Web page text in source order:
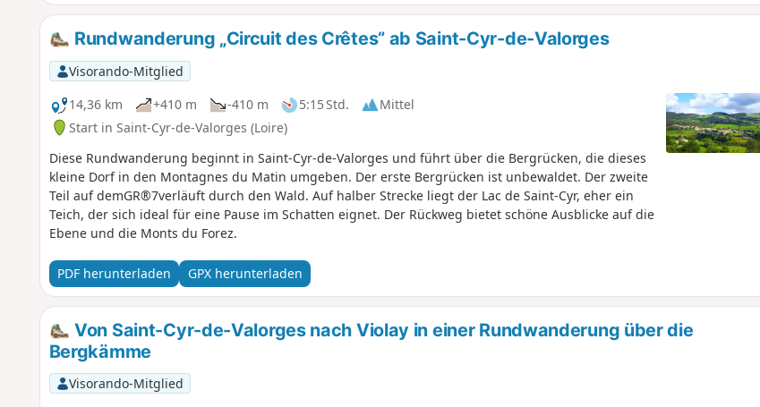
Rundwanderung „Circuit des Crêtes” ab Saint-Cyr-de-Valorges
Visorando-Mitglied
14,36 km
+410 m -410 m 5:15 Std.
Mittel
Start in Saint-Cyr-de-Valorges (Loire)
Diese Rundwanderung beginnt in Saint-Cyr-de-Valorges und führt über die Bergrücken, die dieses
kleine Dorf in den Montagnes du Matin umgeben. Der erste Bergrücken ist unbewaldet. Der zweite
Teil auf demGR®7verläuft durch den Wald. Auf halber Strecke liegt der Lac de Saint-Cyr, eher ein
Teich, der sich ideal für eine Pause im Schatten eignet. Der Rückweg bietet schöne Ausblicke auf die
Ebene und die Monts du Forez.
PDF herunterladen GPX herunterladen
Von Saint-Cyr-de-Valorges nach Violay in einer Rundwanderung über die
Bergkämme
Visorando-Mitglied